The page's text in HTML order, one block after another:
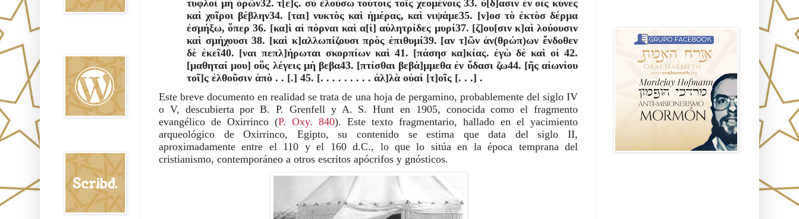
τυφλοὶ µὴ ὁρῶν32. τ[ε]ς. σὺ ἐλούσω τούτοις τοῖς χεοµένοις 33. ὕ[δ]ασιν ἐν οἷς κύνες
καὶ χοῖροι βέβλην34. [ται] νυκτὸς καὶ ἡµέρας, καὶ νιψάµε35. [ν]οσ τὸ ἐκτὸσ δέρµα
ἐσµήξω, ὅπερ 36. [κα]ὶ αἱ πόρναι καὶ α[ἱ] αὐλητρίδες µυρί37. [ζ]ου[σιν κ]αὶ λούουσιν
καὶ σµήχουσι 38. [καὶ κ]αλλωπίζουσι πρὸς ἐπιθυµί39. [αν τ]ῶν ἀν(θρώπ)ων ἔνδοθεν
δὲ ἐκεῖ40. [ναι πεπλ]ήρωται σκορπίων καὶ 41. [πάσησ κα]κίας. ἐγὼ δὲ καὶ οἱ 42.
[µαθηταί µου] οὓς λέγεις µὴ βεβα43. [πτίσθαι βεβά]µµεθα ἐν ὕδασι ζω44. [ῆς αἰωνίου
τοῖ]ς ἐλθοῦσιν ἀπὸ . . [.] 45. [. . . . . . . . . ἀλ]λὰ οὐαὶ [τ]οῖς [. . .] .
Este breve documento en realidad se trata de una hoja de pergamino, probablemente del siglo IV
o V, descubierta por B. P. Grenfell y A. S. Hunt en 1905, conocida como el fragmento
evangélico de Oxirrinco (P. Oxy. 840). Este texto fragmentario, hallado en el yacimiento
arqueológico de Oxirrinco, Egipto, su contenido se estima que data del siglo II,
aproximadamente entre el 110 y el 160 d.C., lo que lo sitúa en la época temprana del
cristianismo, contemporáneo a otros escritos apócrifos y gnósticos.